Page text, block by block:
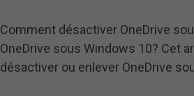
Comment désactiver OneDrive
OneDrive sous Windows 10? Cet
désactiver ou enlever OneDrive